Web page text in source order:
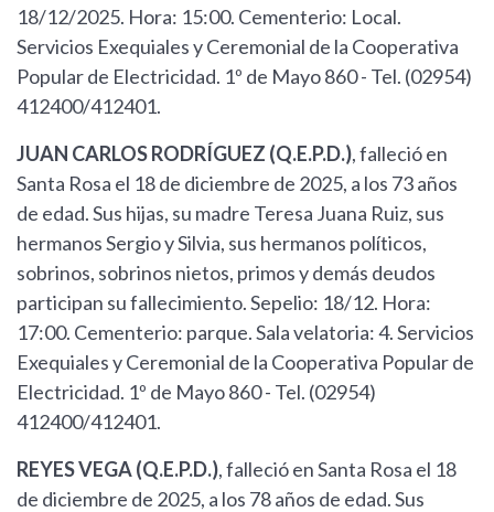
18/12/2025. Hora: 15:00. Cementerio: Local.
Servicios Exequiales y Ceremonial de la Cooperativa
Popular de Electricidad. 1º de Mayo 860 - Tel. (02954)
412400/412401.
JUAN CARLOS RODRÍGUEZ (Q.E.P.D.), falleció en
Santa Rosa el 18 de diciembre de 2025, a los 73 años
de edad. Sus hijas, su madre Teresa Juana Ruiz, sus
hermanos Sergio y Silvia, sus hermanos políticos,
sobrinos, sobrinos nietos, primos y demás deudos
participan su fallecimiento. Sepelio: 18/12. Hora:
17:00. Cementerio: parque. Sala velatoria: 4. Servicios
Exequiales y Ceremonial de la Cooperativa Popular de
Electricidad. 1º de Mayo 860 - Tel. (02954)
412400/412401.
REYES VEGA (Q.E.P.D.), falleció en Santa Rosa el 18
de diciembre de 2025, a los 78 años de edad. Sus